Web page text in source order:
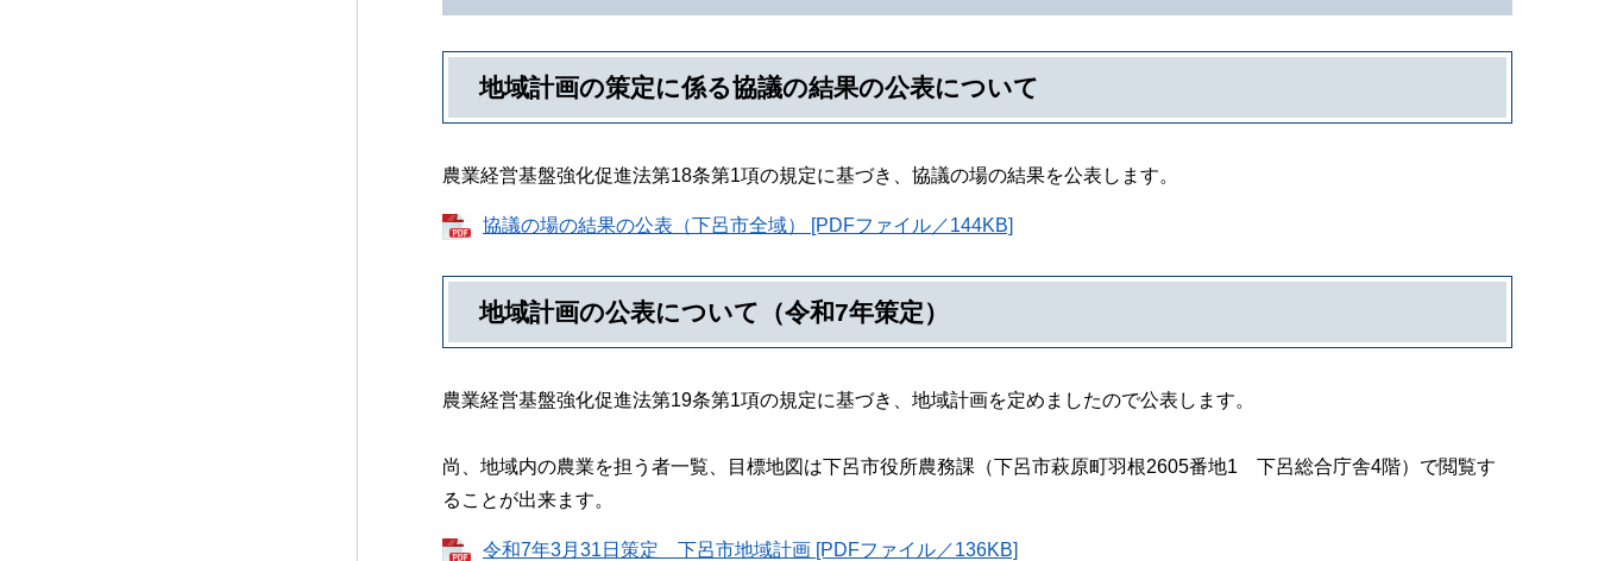
地域計画の策定に係る協議の結果の公表について
農業経営基盤強化促進法第18条第1項の規定に基づき、協議の場の結果を公表します。
協議の場の結果の公表（下呂市全域） [PDFファイル／144KB]
地域計画の公表について（令和7年策定）
農業経営基盤強化促進法第19条第1項の規定に基づき、地域計画を定めましたので公表します。
尚、地域内の農業を担う者一覧、目標地図は下呂市役所農務課（下呂市萩原町羽根2605番地1 下呂総合庁舎4階）で閲覧す
ることが出来ます。
令和7年3月31日策定 下呂市地域計画 [PDFファイル／136KB]